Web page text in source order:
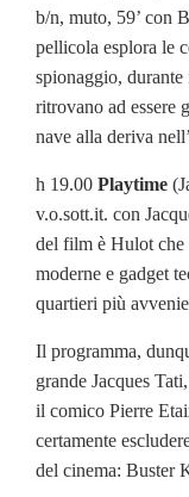
b/n, muto, 59’ con
pellicola esplora le
spionaggio,
ritrovano ad essere
nave alla deriva
h 19.00 Playtime
v.o.sott.it. con
del film è Hulot che
moderne e gadget
quartieri più
Il programma,
grande Jacques
il comico Pierre
certamente
del cinema: Buster